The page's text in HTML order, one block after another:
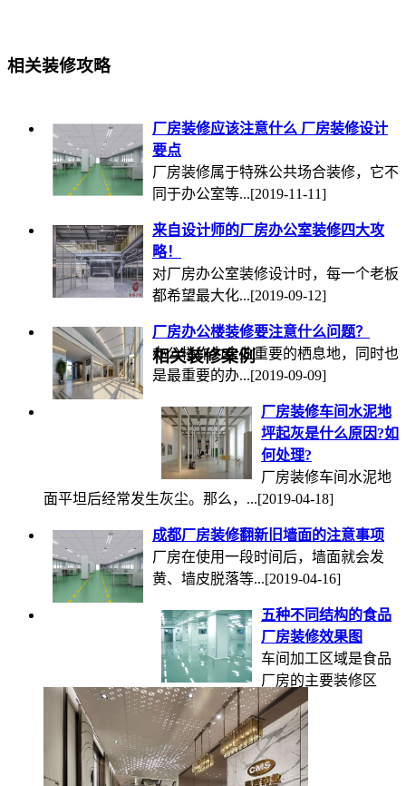
相关装修攻略
厂房装修应该注意什么 厂房装修设计
要点
厂房装修属于特殊公共场合装修，它不
同于办公室等...[2019-11-11]
来自设计师的厂房办公室装修四大攻
略！
对厂房办公室装修设计时，每一个老板
都希望最大化...[2019-09-12]
厂房办公楼装修要注意什么问题？
办公楼作为企业重要的栖息地，同时也
是最重要的办...[2019-09-09]
厂房装修车间水泥地
坪起灰是什么原因?如
何处理?
厂房装修车间水泥地
面平坦后经常发生灰尘。那么，...[2019-04-18]
成都厂房装修翻新旧墙面的注意事项
厂房在使用一段时间后，墙面就会发
黄、墙皮脱落等...[2019-04-16]
五种不同结构的食品
厂房装修效果图
车间加工区域是食品
厂房的主要装修区
域，装修时应...[2018-06-13]
相关装修案例